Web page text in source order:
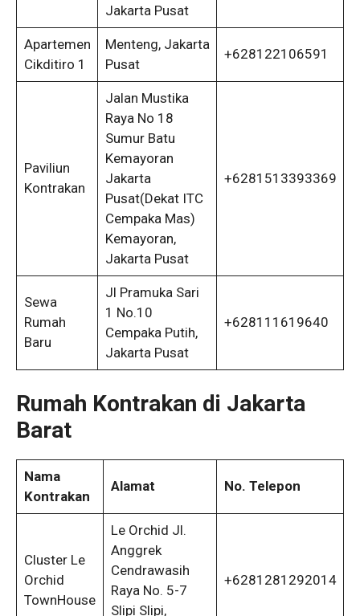
Jakarta Pusat
Apartemen
Cikditiro 1
Menteng, Jakarta
Pusat
+628122106591
Paviliun
Kontrakan
Jalan Mustika
Raya No 18
Sumur Batu
Kemayoran
Jakarta
Pusat(Dekat ITC
Cempaka Mas)
Kemayoran,
Jakarta Pusat
+6281513393369
Sewa
Rumah
Baru
Jl Pramuka Sari
1 No.10
Cempaka Putih,
Jakarta Pusat
+628111619640
Rumah Kontrakan di Jakarta
Barat
Nama
Kontrakan
Alamat No. Telepon
Cluster Le
Orchid
TownHouse
Le Orchid Jl.
Anggrek
Cendrawasih
Raya No. 5-7
Slipi Slipi,
+6281281292014